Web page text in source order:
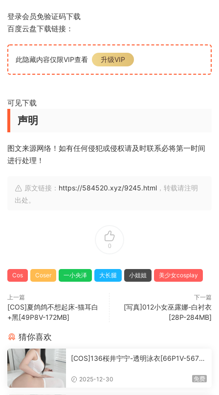
登录会员免验证码下载
百度云盘下载链接：
此隐藏内容仅限VIP查看 升级VIP
可见下载
声明
图文来源网络！如有任何侵犯或侵权请及时联系必将第一时间
进行处理！
原文链接： https://584520.xyz/9245.html ，转载请注明
出处。
0
Cos Coser 一小央泽 大长腿 小姐姐 美少女cosplay
上一篇
[COS]夏鸽鸽不想起床-猫耳白
+黑[49P8V-172MB]
下一篇
[写真]012小女巫露娜-白衬衣
[28P-284MB]
猜你喜欢
[COS]136桜井宁宁-透明泳衣[66P1V-567M
2025-12-30 免费